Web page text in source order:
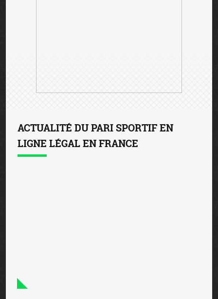
ACTUALITÉ DU PARI SPORTIF EN
LIGNE LÉGAL EN FRANCE